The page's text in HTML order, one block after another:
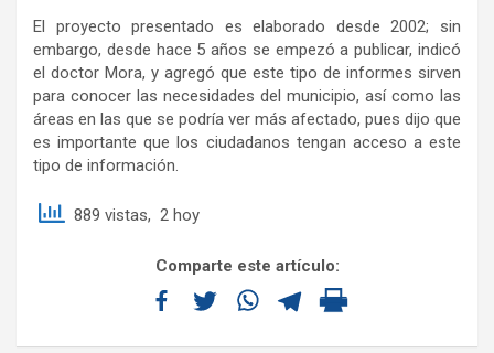
El proyecto presentado es elaborado desde 2002; sin
embargo, desde hace 5 años se empezó a publicar, indicó
el doctor Mora, y agregó que este tipo de informes sirven
para conocer las necesidades del municipio, así como las
áreas en las que se podría ver más afectado, pues dijo que
es importante que los ciudadanos tengan acceso a este
tipo de información.
889 vistas, 2 hoy
Comparte este artículo: